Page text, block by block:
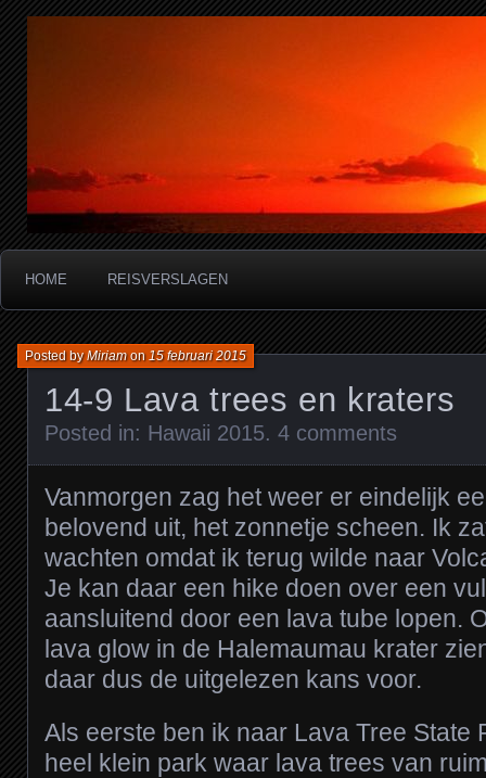
Miriam's reisverslagen
HOME REISVERSLAGEN
14-9 Lava trees en kraters
Posted byMiriamon15 februari 2015
Posted in: Hawaii 2015. 4 comments
Vanmorgen zag het weer er eindelijk
belovend uit, het zonnetje scheen. Ik
wachten omdat ik terug wilde naar
Je kan daar een hike doen over een
aansluitend door een lava tube lopen.
lava glow in de Halemaumau krater
daar dus de uitgelezen kans voor.
Als eerste ben ik naar Lava Tree State
heel klein park waar lava trees van